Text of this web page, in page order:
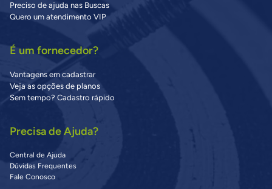
Preciso de ajuda nas Buscas
Quero um atendimento VIP
É um fornecedor?
Vantagens em cadastrar
Veja as opções de planos
Sem tempo? Cadastro rápido
Precisa de Ajuda?
Central de Ajuda
Dúvidas Frequentes
Fale Conosco